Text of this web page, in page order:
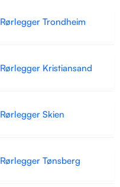
Rørlegger Trondheim
Rørlegger Kristiansand
Rørlegger Skien
Rørlegger Tønsberg